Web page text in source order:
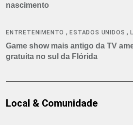
nascimento
ENTRETENIMENTO ,ESTADOS UNIDOS ,
Game show mais antigo da TV
gratuita no sul da Flórida
Local & Comunidade